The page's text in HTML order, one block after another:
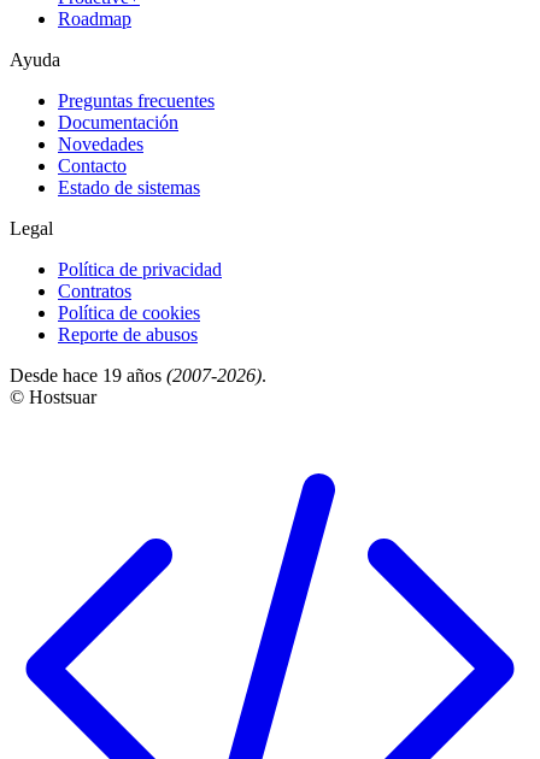
Roadmap
Ayuda
Preguntas frecuentes
Documentación
Novedades
Contacto
Estado de sistemas
Legal
Política de privacidad
Contratos
Política de cookies
Reporte de abusos
Desde hace 19 años (2007-2026).
© Hostsuar